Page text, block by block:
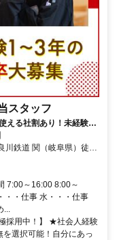
スタッフ
える社割あり！未経験大
技能士）の取得も可能★
川鉄道 関（岐阜県）徒歩
80分
7:00～16:00 8:00～
・・仕事 水・・・仕事
...
採用中！】 ★社会人経験
選択可能！自分にあっ